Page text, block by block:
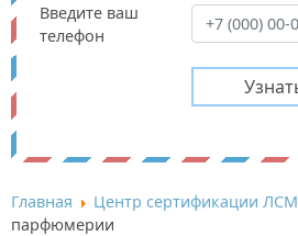
Введите ваш
телефон
Главная Центр сертификации ЛСМ
парфюмерии